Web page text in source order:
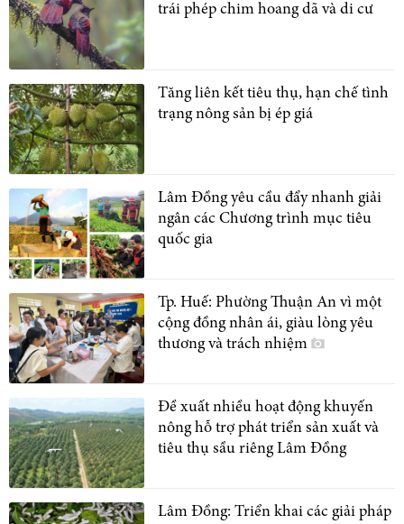
trái phép chim hoang dã và di cư
Tăng liên kết tiêu thụ, hạn chế tình
trạng nông sản bị ép giá
Lâm Đồng yêu cầu đẩy nhanh giải
ngân các Chương trình mục tiêu
quốc gia
Tp. Huế: Phường Thuận An vì một
cộng đồng nhân ái, giàu lòng yêu
thương và trách nhiệm
Đề xuất nhiều hoạt động khuyến
nông hỗ trợ phát triển sản xuất và
tiêu thụ sầu riêng Lâm Đồng
Lâm Đồng: Triển khai các giải pháp